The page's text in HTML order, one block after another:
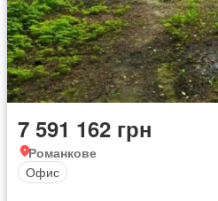
7 591 162 грн
Романкове
Офис